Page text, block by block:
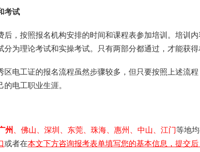
考试
后，按照报名机构安排的时间和课程表参加培训。培训
分为理论考试和实操考试。只有两部分都通过，才能获得
区电工证的报名流程虽然步骤较多，但只要按照上述流
的电工职业生涯。
州 、佛山、深圳、东莞、珠海、惠州、中山、江门等地
或者在本文下方咨询报考表单填写您的基本信息，提交